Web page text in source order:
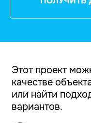
Этот проект
качестве
или найти
вариантов.